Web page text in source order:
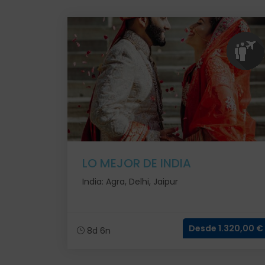
LO MEJOR DE INDIA
India: Agra, Delhi, Jaipur
8d 6n Desde 1.320,00 €